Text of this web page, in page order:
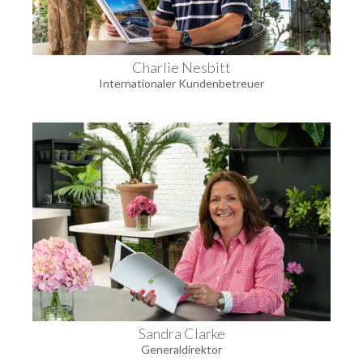
Charlie Nesbitt
Internationaler Kundenbetreuer
Sandra Clarke
Generaldirektor